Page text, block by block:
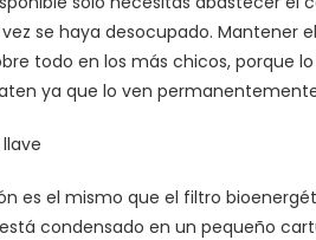
se haya desocupado. Mantener
todo en los más chicos, porque
ya que lo ven
es el mismo que el filtro
condensado en un pequeño